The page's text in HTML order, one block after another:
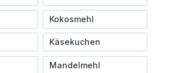
Kokosmehl
Käsekuchen
Mandelmehl